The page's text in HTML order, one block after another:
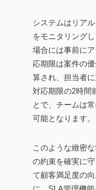
システムはリア
をモニタリング
場合には事前に
応期限は案件の
算され、担当者に
対応期限の2時間
とで、チームは
可能となります。
このような緻密
の約束を確実に
て顧客満足度の